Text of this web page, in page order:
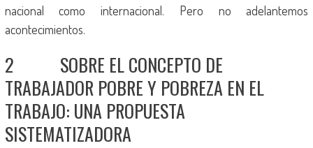
nacional como internacional. Pero no adelantemos
acontecimientos.
2 SOBRE EL CONCEPTO DE
TRABAJADOR POBRE Y POBREZA EN EL
TRABAJO: UNA PROPUESTA
SISTEMATIZADORA